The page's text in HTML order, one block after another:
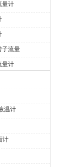
量计
子流量
量计
温计
计